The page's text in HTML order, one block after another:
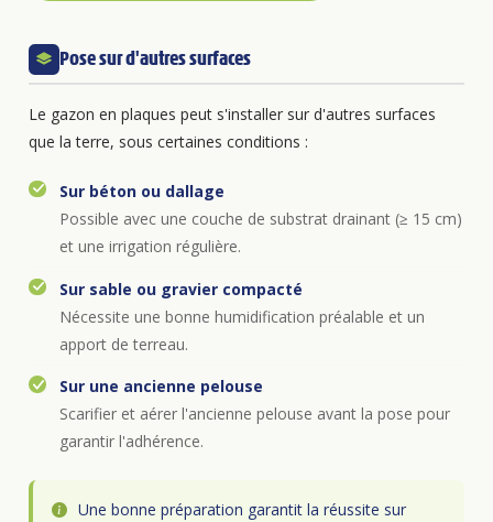
Pose sur d'autres surfaces
Le gazon en plaques peut s'installer sur d'autres surfaces
que la terre, sous certaines conditions :
Sur béton ou dallage
Possible avec une couche de substrat drainant (≥ 15 cm)
et une irrigation régulière.
Sur sable ou gravier compacté
Nécessite une bonne humidification préalable et un
apport de terreau.
Sur une ancienne pelouse
Scarifier et aérer l'ancienne pelouse avant la pose pour
garantir l'adhérence.
Une bonne préparation garantit la réussite sur